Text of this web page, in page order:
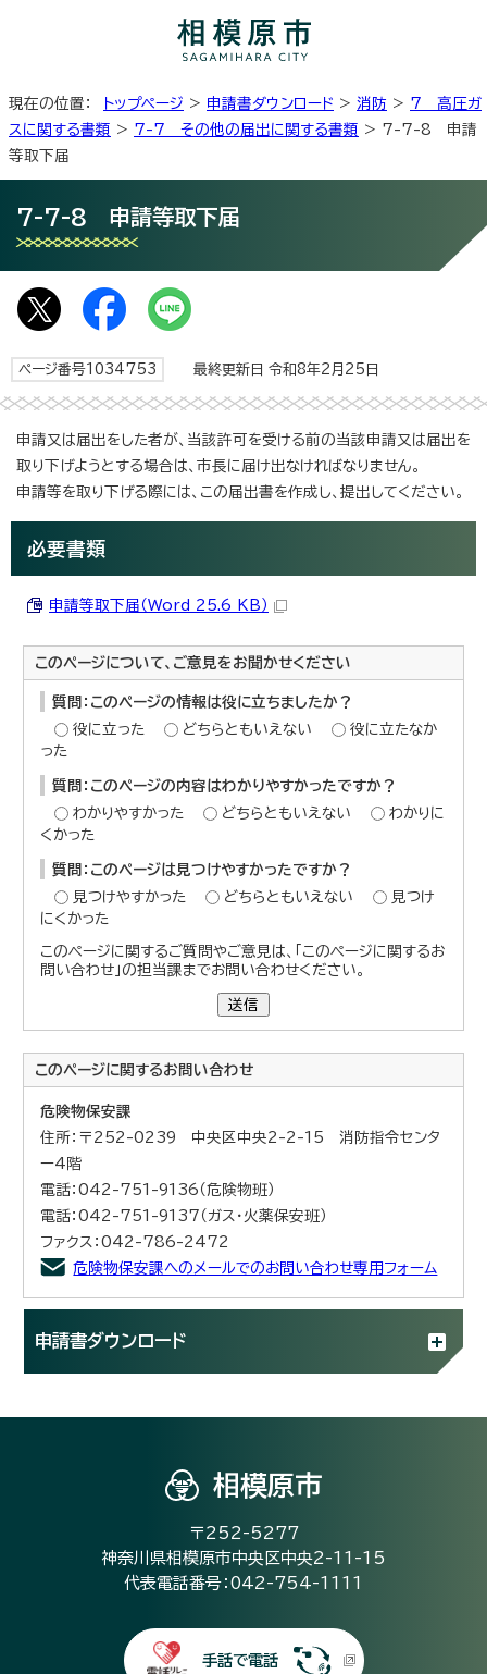
現在の位置： トップページ > 申請書ダウンロード > 消防 > 7 高圧ガ
スに関する書類 > 7-7 その他の届出に関する書類 > 7-7-8 申請
等取下届
7-7-8 申請等取下届
ページ番号1034753 最終更新日 令和8年2月25日
申請又は届出をした者が、当該許可を受ける前の当該申請又は届出を
取り下げようとする場合は、市長に届け出なければなりません。
申請等を取り下げる際には、この届出書を作成し、提出してください。
必要書類
申請等取下届（Word 25.6 KB）
このページについて、ご意見をお聞かせください
質問：このページの情報は役に立ちましたか？
役に立った
どちらともいえない
役に立たなか
った
質問：このページの内容はわかりやすかったですか？
わかりやすかった
どちらともいえない
わかりに
くかった
質問：このページは見つけやすかったですか？
見つけやすかった
どちらともいえない
見つけ
にくかった
このページに関するご質問やご意見は、「このページに関するお
問い合わせ」の担当課までお問い合わせください。
送信
このページに関するお問い合わせ
危険物保安課
住所：〒252-0239 中央区中央2-2-15 消防指令センタ
ー4階
電話：042-751-9136（危険物班）
電話：042-751-9137（ガス・火薬保安班）
ファクス：042-786-2472
危険物保安課へのメールでのお問い合わせ専用フォーム
申請書ダウンロード
相模原市
〒252-5277
神奈川県相模原市中央区中央2-11-15
代表電話番号：042-754-1111
手話で電話